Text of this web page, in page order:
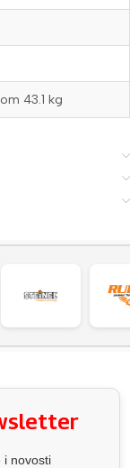
43.1 kg
i novosti